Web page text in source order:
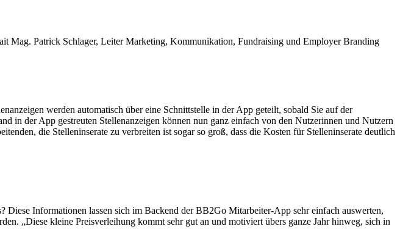
Mag. Patrick Schlager, Leiter Marketing, Kommunikation, Fundraising und Employer Branding
werden automatisch über eine Schnittstelle in der App geteilt, sobald Sie auf der
in der App gestreuten Stellenanzeigen können nun ganz einfach von den Nutzerinnen und Nutzern
die Stelleninserate zu verbreiten ist sogar so groß, dass die Kosten für Stelleninserate deutlich
Informationen lassen sich im Backend der BB2Go Mitarbeiter-App sehr einfach auswerten,
„Diese kleine Preisverleihung kommt sehr gut an und motiviert übers ganze Jahr hinweg, sich in